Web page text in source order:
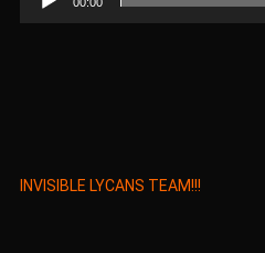
INVISIBLE LYCANS TEAM!!!